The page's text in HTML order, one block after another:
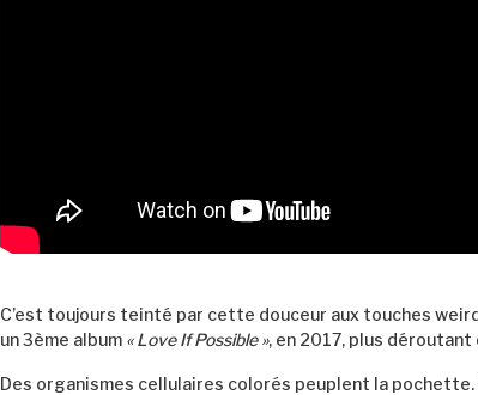
C’est toujours teinté par cette douceur aux touches
un 3ème album « Love If Possible », en 2017, plus déroutant
Des organismes cellulaires colorés peuplent la